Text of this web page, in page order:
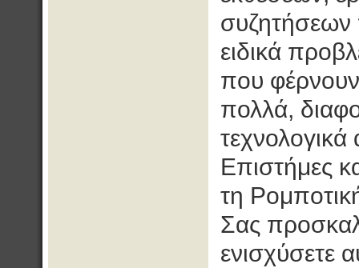
ειδικά
που
πολλά,
τεχνολογικά
Επιστήμες
τη
Σας
ενισχύσετε